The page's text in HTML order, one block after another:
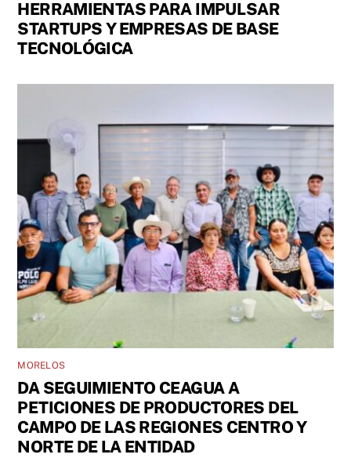
HERRAMIENTAS PARA IMPULSAR
STARTUPS Y EMPRESAS DE BASE
TECNOLÓGICA
MORELOS
DA SEGUIMIENTO CEAGUA A
PETICIONES DE PRODUCTORES DEL
CAMPO DE LAS REGIONES CENTRO Y
NORTE DE LA ENTIDAD